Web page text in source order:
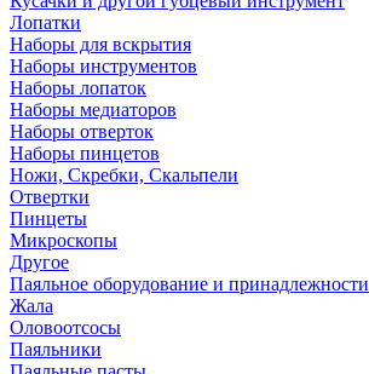
Лопатки
Наборы для вскрытия
Наборы инструментов
Наборы лопаток
Наборы медиаторов
Наборы отверток
Наборы пинцетов
Ножи, Скребки, Скальпели
Отвертки
Пинцеты
Микроскопы
Другое
Паяльное оборудование и принадлежности
Жала
Оловоотсосы
Паяльники